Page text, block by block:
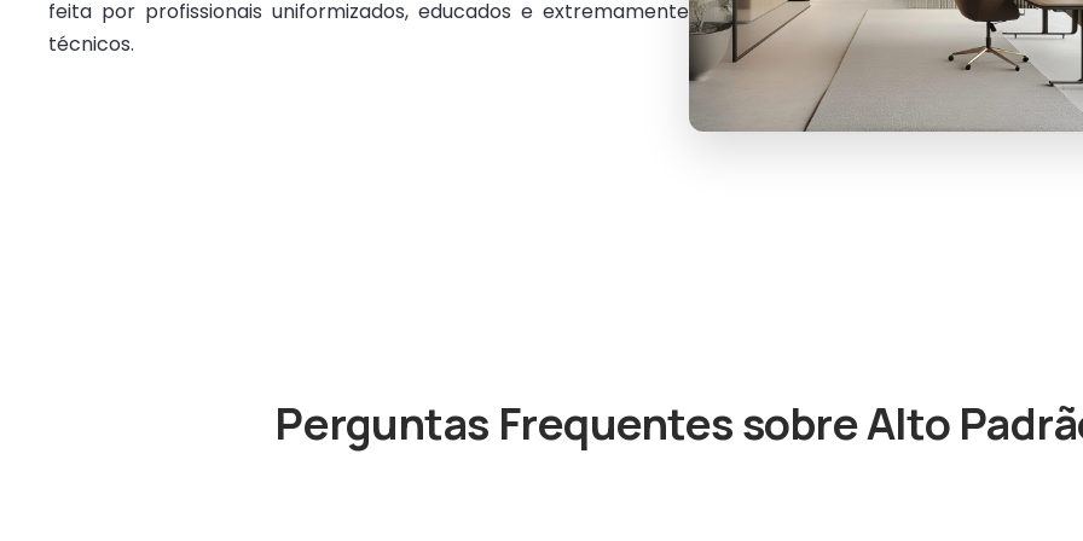
feita por profissionais uniformizados, educados e extremamente
técnicos.
Perguntas Frequentes sobre Alto